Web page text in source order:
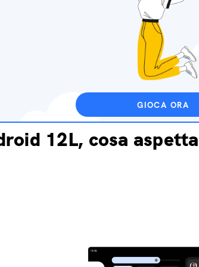
GIOCA ORA
12L, cosa